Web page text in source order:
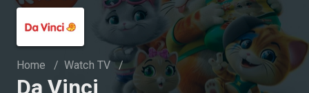
Home / Watch TV /
Da Vinci